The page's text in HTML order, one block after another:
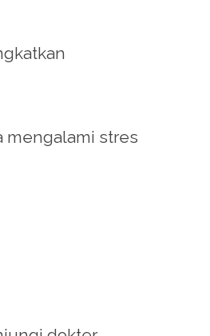
mengalami stres